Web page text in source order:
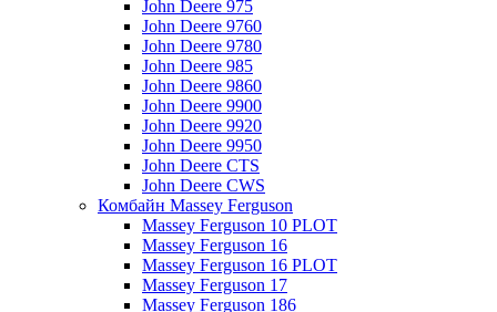
John Deere 975
John Deere 9760
John Deere 9780
John Deere 985
John Deere 9860
John Deere 9900
John Deere 9920
John Deere 9950
John Deere CTS
John Deere CWS
Комбайн Massey Ferguson
Massey Ferguson 10 PLOT
Massey Ferguson 16
Massey Ferguson 16 PLOT
Massey Ferguson 17
Massey Ferguson 186